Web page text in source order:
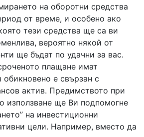
на оборотни средства
от време, и особено ако
тези средства ще са ви
вероятно някой от
ще бъдат по удачни за вас.
плащане имат
е свързан с
актив. Предимството при
използване ще Ви подпомогне
на инвестиционни
цели. Например, вместо да